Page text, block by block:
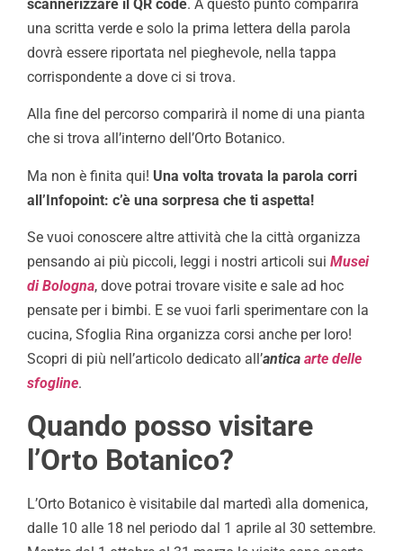
scannerizzare il QR code. A questo punto comparirà
una scritta verde e solo la prima lettera della parola
dovrà essere riportata nel pieghevole, nella tappa
corrispondente a dove ci si trova.
Alla fine del percorso comparirà il nome di una pianta
che si trova all’interno dell’Orto Botanico.
Ma non è finita qui! Una volta trovata la parola corri
all’Infopoint: c’è una sorpresa che ti aspetta!
Se vuoi conoscere altre attività che la città organizza
pensando ai più piccoli, leggi i nostri articoli sui Musei
di Bologna, dove potrai trovare visite e sale ad hoc
pensate per i bimbi. E se vuoi farli sperimentare con la
cucina, Sfoglia Rina organizza corsi anche per loro!
Scopri di più nell’articolo dedicato all’antica arte delle
sfogline.
Quando posso visitare
l’Orto Botanico?
L’Orto Botanico è visitabile dal martedì alla domenica,
dalle 10 alle 18 nel periodo dal 1 aprile al 30 settembre.